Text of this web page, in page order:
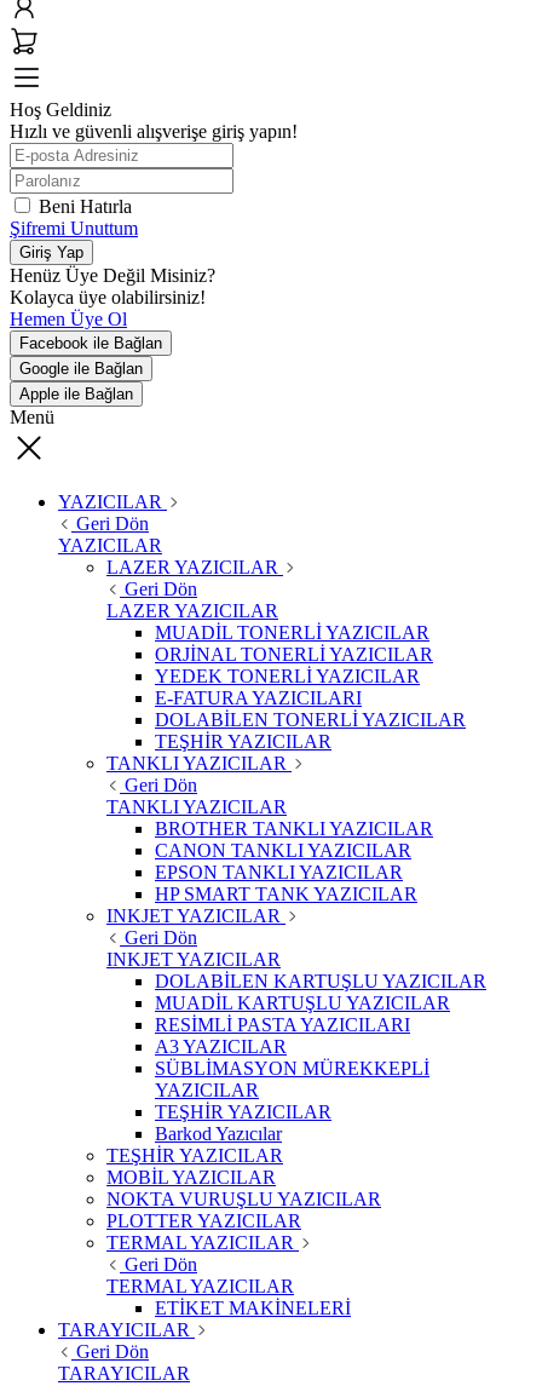
Hoş Geldiniz
Hızlı ve güvenli alışverişe giriş yapın!
Beni Hatırla
Şifremi Unuttum
Giriş Yap
Henüz Üye Değil Misiniz?
Kolayca üye olabilirsiniz!
Hemen Üye Ol
Facebook ile Bağlan
Google ile Bağlan
Apple ile Bağlan
Menü
YAZICILAR
Geri Dön
YAZICILAR
LAZER YAZICILAR
Geri Dön
LAZER YAZICILAR
MUADİL TONERLİ YAZICILAR
ORJİNAL TONERLİ YAZICILAR
YEDEK TONERLİ YAZICILAR
E-FATURA YAZICILARI
DOLABİLEN TONERLİ YAZICILAR
TEŞHİR YAZICILAR
TANKLI YAZICILAR
Geri Dön
TANKLI YAZICILAR
BROTHER TANKLI YAZICILAR
CANON TANKLI YAZICILAR
EPSON TANKLI YAZICILAR
HP SMART TANK YAZICILAR
INKJET YAZICILAR
Geri Dön
INKJET YAZICILAR
DOLABİLEN KARTUŞLU YAZICILAR
MUADİL KARTUŞLU YAZICILAR
RESİMLİ PASTA YAZICILARI
A3 YAZICILAR
SÜBLİMASYON MÜREKKEPLİ
YAZICILAR
TEŞHİR YAZICILAR
Barkod Yazıcılar
TEŞHİR YAZICILAR
MOBİL YAZICILAR
NOKTA VURUŞLU YAZICILAR
PLOTTER YAZICILAR
TERMAL YAZICILAR
Geri Dön
TERMAL YAZICILAR
ETİKET MAKİNELERİ
TARAYICILAR
Geri Dön
TARAYICILAR